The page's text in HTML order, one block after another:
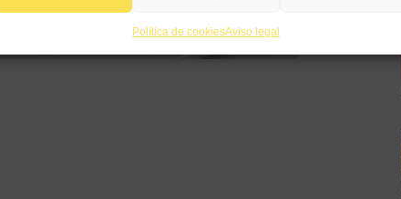
Política de cookiesAviso legal